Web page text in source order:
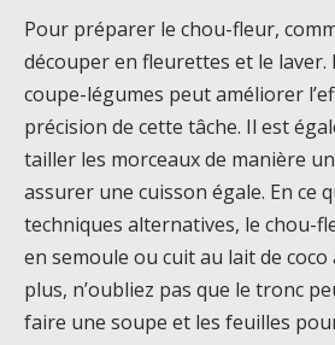
Pour préparer le chou-fleur,
découper en fleurettes et le laver.
coupe-légumes peut améliorer
précision de cette tâche. Il est
tailler les morceaux de manière
assurer une cuisson égale. En ce
techniques alternatives, le chou-
en semoule ou cuit au lait de coco
plus, n’oubliez pas que le tronc
faire une soupe et les feuilles